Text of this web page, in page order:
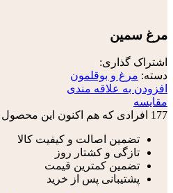
مرغ سمین
اشتراک گذاری:
دسته: مرغ و بوقلمون
افزودن به علاقه مندی
مقایسه
177 افرادی که هم اکنون این محصول
تضمین اصالت و کیفیت کالا
تازگی و کشتار روز
تضمین کمترین قیمت
پشتیبانی پس از خرید